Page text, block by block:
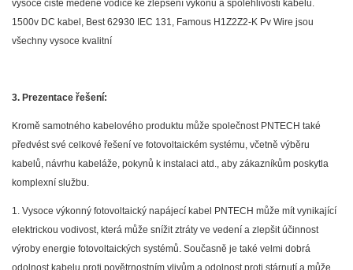
vysoce čisté měděné vodiče ke zlepšení výkonu a spolehlivosti kabelů.
1500v DC kabel, Best 62930 IEC 131, Famous H1Z2Z2-K Pv Wire jsou
všechny vysoce kvalitní
3. Prezentace řešení:
Kromě samotného kabelového produktu může společnost PNTECH také
předvést své celkové řešení ve fotovoltaickém systému, včetně výběru
kabelů, návrhu kabeláže, pokynů k instalaci atd., aby zákazníkům poskytla
komplexní službu.
1. Vysoce výkonný fotovoltaický napájecí kabel PNTECH může mít vynikající
elektrickou vodivost, která může snížit ztráty ve vedení a zlepšit účinnost
výroby energie fotovoltaických systémů. Současně je také velmi dobrá